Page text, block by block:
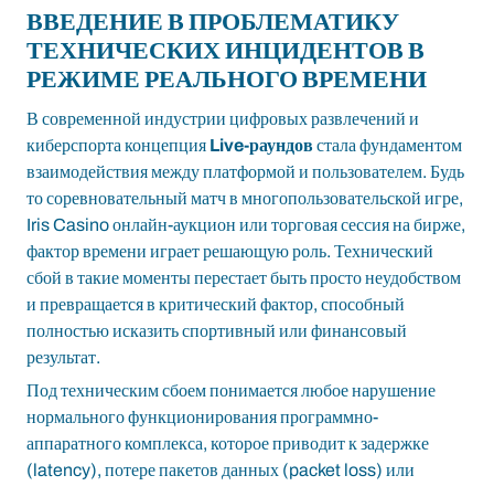
ВВЕДЕНИЕ В ПРОБЛЕМАТИКУ
ТЕХНИЧЕСКИХ ИНЦИДЕНТОВ В
РЕЖИМЕ РЕАЛЬНОГО ВРЕМЕНИ
В современной индустрии цифровых развлечений и
киберспорта концепция Live-раундовстала фундаментом
взаимодействия между платформой и пользователем. Будь
то соревновательный матч в многопользовательской игре,
Iris Casinoонлайн-аукцион или торговая сессия на бирже,
фактор времени играет решающую роль. Технический
сбой в такие моменты перестает быть просто неудобством
и превращается в критический фактор, способный
полностью исказить спортивный или финансовый
результат.
Под техническим сбоем понимается любое нарушение
нормального функционирования программно-
аппаратного комплекса, которое приводит к задержке
(latency), потере пакетов данных (packet loss) или